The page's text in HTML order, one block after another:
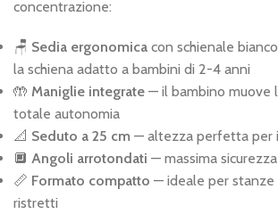
concentrazione:
🪑 Sedia ergonomica con schienale
la schiena adatto a bambini di 2-4 anni
🤲 Maniglie integrate — il bambino muove
totale autonomia
📐 Seduto a 25 cm — altezza perfetta per
🔲 Angoli arrotondati — massima
📏 Formato compatto — ideale per stanze
ristretti